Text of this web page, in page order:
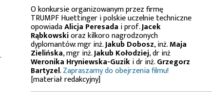
O konkursie organizowanym przez firmę
TRUMPF Huettinger i polskie uczelnie techniczne
opowiadaAlicja Peresada i prof.Jacek
Rąbkowskioraz kilkoro nagrodzonych
dyplomantów: mgr inż.Jakub Dobosz, inż.Maja
Zielińska, mgr inż.Jakub Kołodziej, dr inż
Weronika Hryniewska-Guziki dr inż.Grzegorz
Bartyzel.Zapraszamy do obejrzenia filmu!
[materiał redakcyjny]